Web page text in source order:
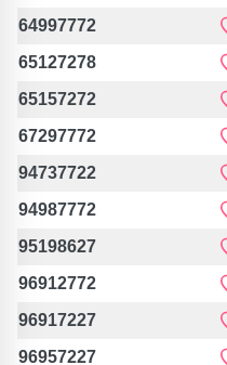
64997772
65127278
65157272
67297772
94737722
94987772
95198627
96912772
96917227
96957227